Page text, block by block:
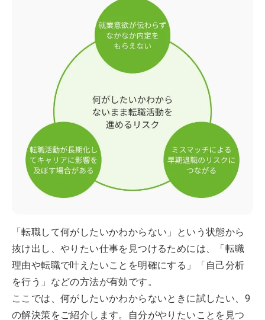
「転職して何がしたいかわからない」という状態から
抜け出し、やりたい仕事を見つけるためには、「転職
理由や転職で叶えたいことを明確にする」「自己分析
を行う」などの方法が有効です。
ここでは、何がしたいかわからないときに試したい、9
の解決策をご紹介します。自分がやりたいことを見つ